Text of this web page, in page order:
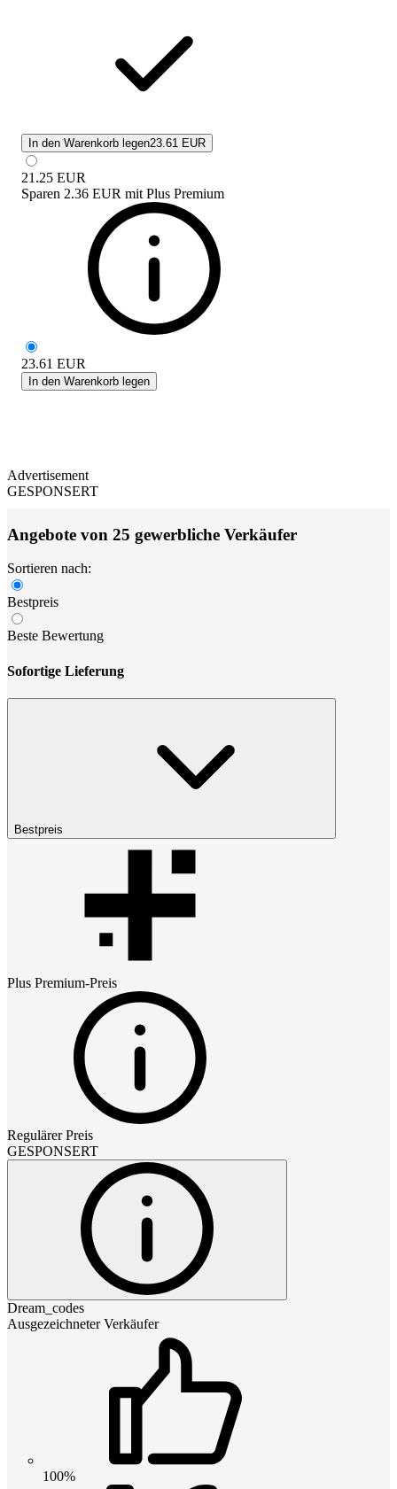
In den Warenkorb legen23.61 EUR
21.25 EUR
Sparen 2.36 EUR mit Plus Premium
23.61 EUR
In den Warenkorb legen
Advertisement
GESPONSERT
Angebote von 25 gewerbliche Verkäufer
Sortieren nach:
Bestpreis
Beste Bewertung
Sofortige Lieferung
Bestpreis
Plus Premium-Preis
Regulärer Preis
GESPONSERT
Dream_codes
Ausgezeichneter Verkäufer
100%